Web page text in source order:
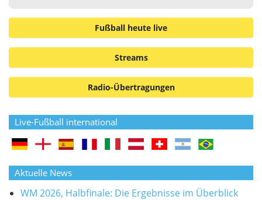
Fußball heute live
Streams
Radio-Übertragungen
Live-Fußball international
Aktuelle News
WM 2026, Halbfinale: Die Ergebnisse im Überblick